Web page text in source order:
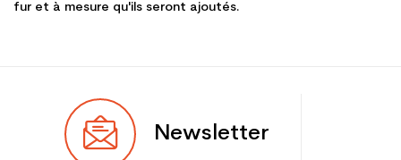
fur et à mesure qu'ils seront ajoutés.
Newsletter